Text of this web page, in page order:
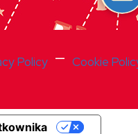
Policy — Cookie